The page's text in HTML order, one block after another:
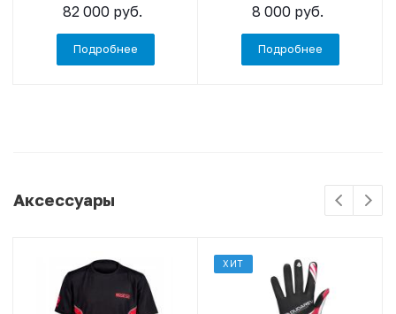
82 000 руб.
Подробнее
8 000 руб.
Подробнее
Аксессуары
ХИТ